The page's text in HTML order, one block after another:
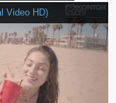
Video HD)